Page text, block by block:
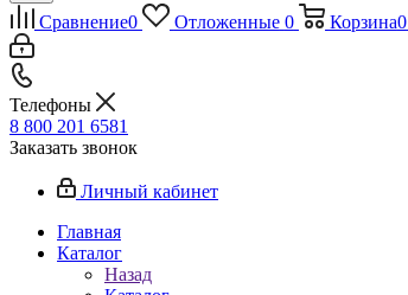
Сравнение0 Отложенные 0 Корзина0
Телефоны
8 800 201 6581
Заказать звонок
Личный кабинет
Главная
Каталог
Назад